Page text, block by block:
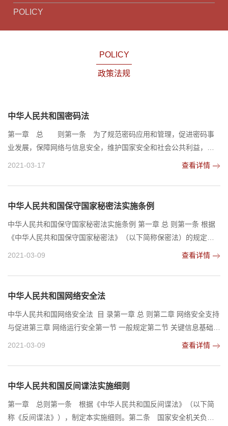
POLICY
POLICY
政策法规
中华人民共和国密码法
第一章 总 则第一条 为了规范密码应用和管理，促进密码事
业发展，保障网络与信息安全，维护国家安全和社会公共利益，保
护公民、法人和其他组织的合法权益，制定本法。第二条 本法所
证的技术、产品和服务。第三条 密码工作坚持总体国家安全观，
遵循统一领导、分级负责，创新发展、服务大局，依法管理、保障
2021-03-17 查看详情
中华人民共和国保守国家秘密法实施条例
中华人民共和国保守国家秘密法实施条例 第一章 总 则第一条 根据
《中华人民共和国保守国家秘密法》（以下简称保密法）的规定，
制定本条例。第二条 国家保密行政管理部门主管全国的保密工作。
下，主管本行政区域的保密工作。第三条 中央国家机关在其职权范
围内管理或者指导本系统的保密工作，监督执行保密法律法规，可
2021-03-09 查看详情
中华人民共和国网络安全法
中华人民共和国网络安全法 目 录第一章 总 则第二章 网络安全支持
与促进第三章 网络运行安全第一节 一般规定第二节 关键信息基础设
施的运行安全第四章 网络信息安全第五章 监测预警与应急处置第六
维护网络空间主权和国家安全、社会公共利益，保护公民、法人和
其他组织的合法权益，促进经济社会信息化健康发展，制定本法。
2021-03-09 查看详情
中华人民共和国反间谍法实施细则
第一章 总则第一条 根据《中华人民共和国反间谍法》（以下简
称《反间谍法》），制定本实施细则。第二条 国家安全机关负责